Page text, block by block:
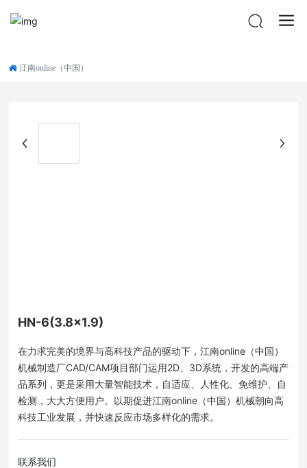
江南online（中国）
HN-6(3.8×1.9)
在力求完美的境界与高科技产品的驱动下，江南online（中国）
机械制造厂CAD/CAM项目部门运用2D、3D系统，开发的高端产
品系列，更是采用大量智能技术，自适应、人性化、免维护、自
检测，大大方便用户。以期促进江南online（中国）机械朝向高
科技工业发展，并快速反应市场多样化的需求。
联系我们